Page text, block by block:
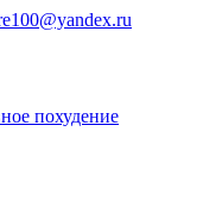
похудение